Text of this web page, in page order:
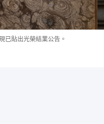
已貼出光榮結業公告。